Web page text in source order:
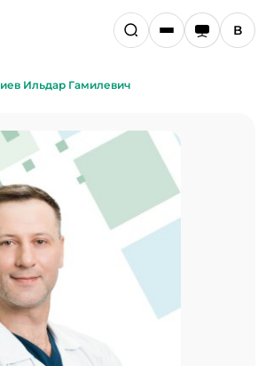
Ильдар Гамилевич